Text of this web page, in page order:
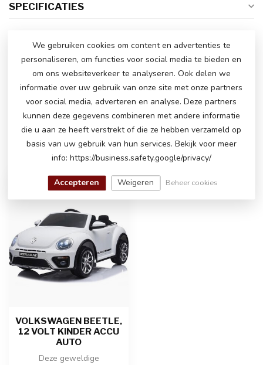
SPECIFICATIES
HEEFT U NOG VRAGEN OVER DIT
PRODUCT!
Neem gerust contact op met onze
klantenservice viainfo@atoys.nlof+31 40 282
7447. Wij helpen u graag verder!
RECENT BEKEKEN
VOLKSWAGEN BEETLE,
12 VOLT KINDER ACCU
AUTO
Deze geweldige
We gebruiken cookies om content en advertenties te
personaliseren, om functies voor social media te bieden en
om ons websiteverkeer te analyseren. Ook delen we
informatie over uw gebruik van onze site met onze partners
voor social media, adverteren en analyse. Deze partners
kunnen deze gegevens combineren met andere informatie
die u aan ze heeft verstrekt of die ze hebben verzameld op
basis van uw gebruik van hun services. Bekijk voor meer
info: https://business.safety.google/privacy/
Accepteren Weigeren Beheer cookies